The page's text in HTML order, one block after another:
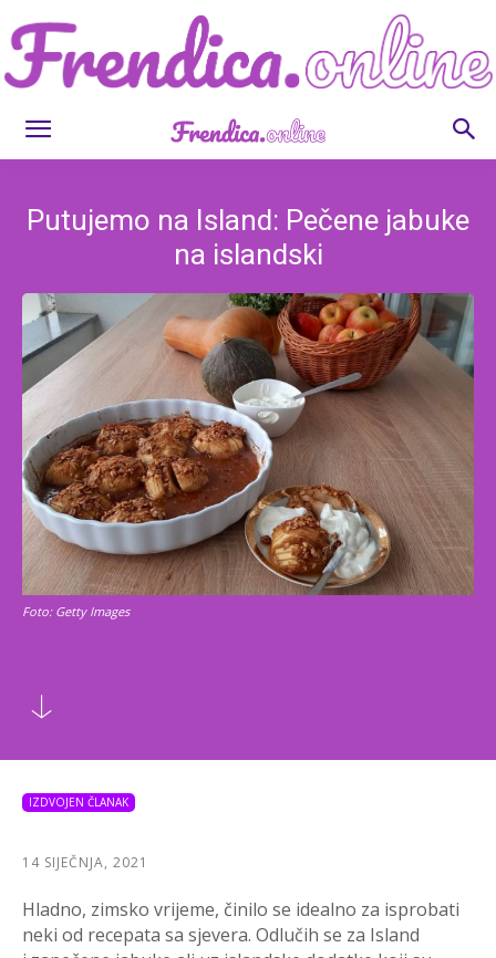
Frendica.online
Putujemo na Island: Pečene jabuke
na islandski
Foto: Getty Images
IZDVOJEN ČLANAK
14 SIJEČNJA, 2021
Hladno, zimsko vrijeme, činilo se idealno za isprobati
neki od recepata sa sjevera. Odlučih se za Island